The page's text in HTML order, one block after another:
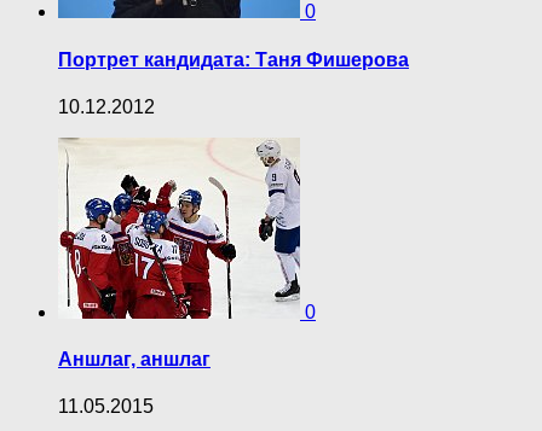
0
Портрет кандидата: Таня Фишерова
10.12.2012
0
Аншлаг, аншлаг
11.05.2015